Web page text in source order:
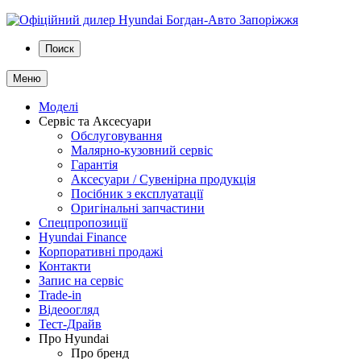
Поиск
Меню
Моделі
Сервіс та Аксесуари
Обслуговування
Малярно-кузовний сервіс
Гарантія
Аксесуари / Сувенірна продукція
Посібник з експлуатації
Оригінальні запчастини
Спецпропозиції
Hyundai Finance
Корпоративні продажі
Контакти
Запис на сервіс
Trade-in
Відеоогляд
Тест-Драйв
Про Hyundai
Про бренд